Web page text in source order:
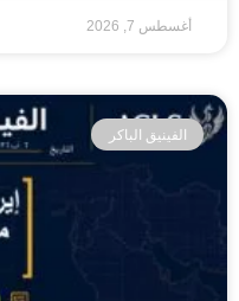
أغسطس 7, 2026
الفينيق الباكر